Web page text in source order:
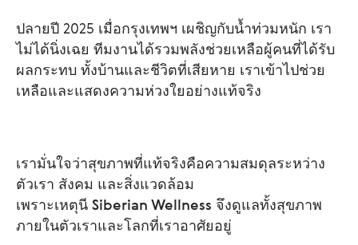
ปลายปี 2025 เมื่อกรุงเทพฯ เผชิญกับน้ำท่วมหนัก เรา
ไม่ได้นิ่งเฉย ทีมงานได้รวมพลังช่วยเหลือผู้คนที่ได้รับ
ผลกระทบ ทั้งบ้านและชีวิตที่เสียหาย เราเข้าไปช่วย
เหลือและแสดงความห่วงใยอย่างแท้จริง
เรามั่นใจว่าสุขภาพที่แท้จริงคือความสมดุลระหว่าง
ตัวเรา สังคม และสิ่งแวดล้อม
เพราะเหตุนี Siberian Wellness จึงดูแลทั้งสุขภาพ
ภายในตัวเราและโลกที่เราอาศัยอยู่